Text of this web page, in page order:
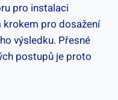
pro instalaci
pro dosažení
výsledku. Přesné
postupů je proto